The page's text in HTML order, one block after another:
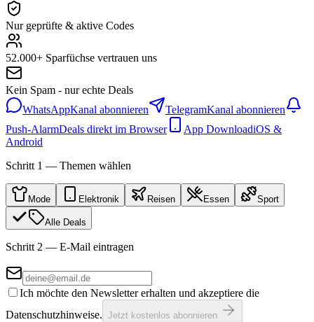
Nur geprüfte & aktive Codes
52.000+ Sparfüchse vertrauen uns
Kein Spam - nur echte Deals
WhatsAppKanal abonnieren TelegramKanal abonnieren
Push-AlarmDeals direkt im Browser App DownloadiOS &
Android
Schritt 1 — Themen wählen
Mode Elektronik Reisen Essen Sport
Alle Deals
Schritt 2 — E-Mail eintragen
Ich möchte den Newsletter erhalten und akzeptiere die
Datenschutzhinweise. Jetzt kostenlos abonnieren